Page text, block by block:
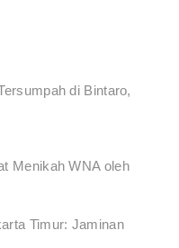
di Bintaro,
Menikah WNA oleh
Timur: Jaminan